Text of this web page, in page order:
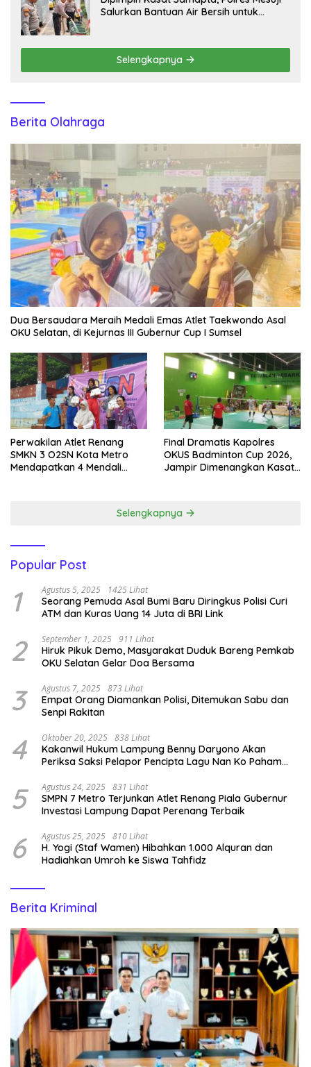
Salurkan Bantuan Air Bersih untuk
Selengkapnya
Berita Olahraga
Dua Bersaudara Meraih Medali Emas Atlet Taekwondo Asal
OKU Selatan, di Kejurnas III Gubernur Cup I Sumsel
Perwakilan Atlet Renang
SMKN 3 O2SN Kota Metro
Mendapatkan 4 Mendali
Final Dramatis Kapolres
OKUS Badminton Cup 2026,
Jampir Dimenangkan Kasat
Selengkapnya
Popular Post
1 Agustus 5, 2025 1425 Lihat
Seorang Pemuda Asal Bumi Baru Diringkus Polisi Curi
ATM dan Kuras Uang 14 Juta di BRI Link
2 September 1, 2025 911 Lihat
Hiruk Pikuk Demo, Masyarakat Duduk Bareng Pemkab
OKU Selatan Gelar Doa Bersama
3 Agustus 7, 2025 873 Lihat
Empat Orang Diamankan Polisi, Ditemukan Sabu dan
Senpi Rakitan
4 Oktober 20, 2025 838 Lihat
Kakanwil Hukum Lampung Benny Daryono Akan
Periksa Saksi Pelapor Pencipta Lagu Nan Ko Paham
5 Agustus 24, 2025 831 Lihat
SMPN 7 Metro Terjunkan Atlet Renang Piala Gubernur
Investasi Lampung Dapat Perenang Terbaik
6 Agustus 25, 2025 810 Lihat
H. Yogi (Staf Wamen) Hibahkan 1.000 Alquran dan
Hadiahkan Umroh ke Siswa Tahfidz
Berita Kriminal